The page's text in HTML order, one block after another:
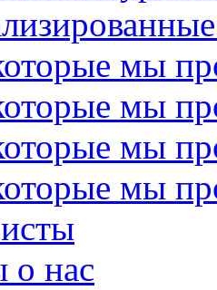
мы
мы
мы
мы
о нас